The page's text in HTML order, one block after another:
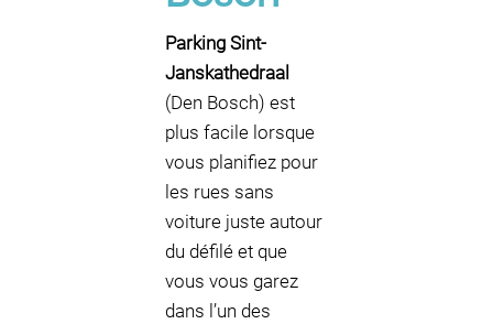
Parking Sint-
Janskathedraal
(Den Bosch) est
plus facile lorsque
vous planifiez pour
les rues sans
voiture juste autour
du défilé et que
vous vous garez
dans l’un des